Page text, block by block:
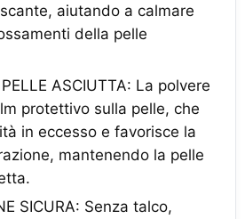
aiutando a calmare
della pelle
ASCIUTTA: La polvere
protettivo sulla pelle, che
in eccesso e favorisce la
mantenendo la pelle
SICURA: Senza talco,